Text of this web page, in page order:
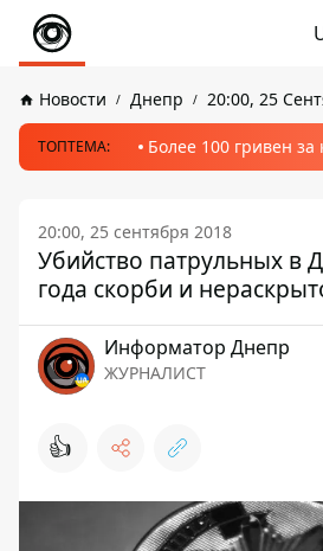
Новости Днепр 20:00, 25
ТОПТЕМА: Более 100 гривен
20:00, 25 сентября 2018
Убийство патрульных в
года скорби и
Информатор Днепр
ЖУРНАЛИСТ
👍